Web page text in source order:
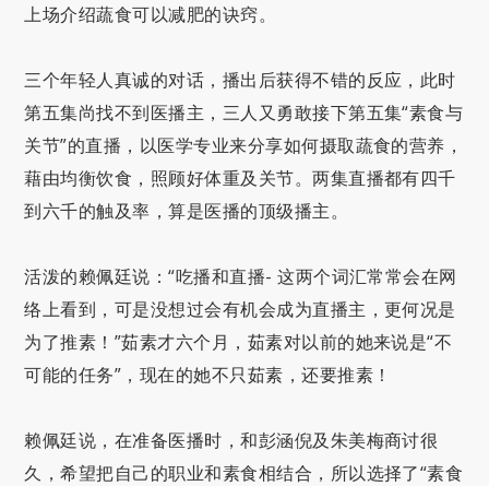
上场介绍蔬食可以减肥的诀窍。
三个年轻人真诚的对话，播出后获得不错的反应，此时
第五集尚找不到医播主，三人又勇敢接下第五集“素食与
关节”的直播，以医学专业来分享如何摄取蔬食的营养，
藉由均衡饮食，照顾好体重及关节。两集直播都有四千
到六千的触及率，算是医播的顶级播主。
活泼的赖佩廷说：“吃播和直播- 这两个词汇常常会在网
络上看到，可是没想过会有机会成为直播主，更何况是
为了推素！”茹素才六个月，茹素对以前的她来说是“不
可能的任务”，现在的她不只茹素，还要推素！
赖佩廷说，在准备医播时，和彭涵倪及朱美梅商讨很
久，希望把自己的职业和素食相结合，所以选择了“素食